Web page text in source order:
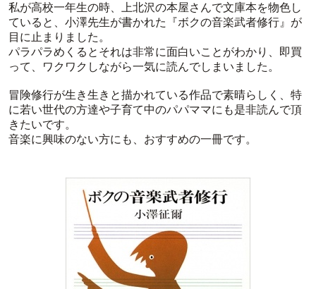
私が高校一年生の時、上北沢の本屋さんで文庫本を物色し
ていると、小澤先生が書かれた『ボクの音楽武者修行』が
目に止まりました。
パラパラめくるとそれは非常に面白いことがわかり、即買
って、ワクワクしながら一気に読んでしまいました。
冒険修行が生き生きと描かれている作品で素晴らしく、特
に若い世代の方達や子育て中のパパママにも是非読んで頂
きたいです。
音楽に興味のない方にも、おすすめの一冊です。